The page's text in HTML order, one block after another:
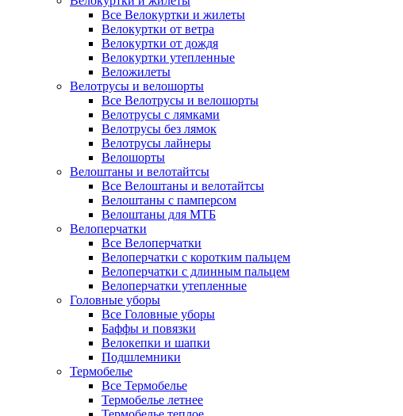
Все Велокуртки и жилеты
Велокуртки от ветра
Велокуртки от дождя
Велокуртки утепленные
Веложилеты
Велотрусы и велошорты
Все Велотрусы и велошорты
Велотрусы с лямками
Велотрусы без лямок
Велотрусы лайнеры
Велошорты
Велоштаны и велотайтсы
Все Велоштаны и велотайтсы
Велоштаны с памперсом
Велоштаны для МТБ
Велоперчатки
Все Велоперчатки
Велоперчатки с коротким пальцем
Велоперчатки с длинным пальцем
Велоперчатки утепленные
Головные уборы
Все Головные уборы
Баффы и повязки
Велокепки и шапки
Подшлемники
Термобелье
Все Термобелье
Термобелье летнее